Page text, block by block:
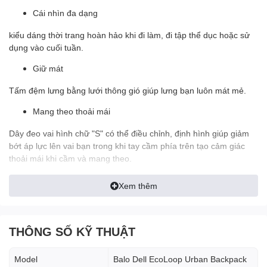
Cái nhìn đa dạng
kiểu dáng thời trang hoàn hảo khi đi làm, đi tập thể dục hoặc sử
dụng vào cuối tuần.
Giữ mát
Tấm đệm lưng bằng lưới thông gió giúp lưng bạn luôn mát mẻ.
Mang theo thoải mái
Dây đeo vai hình chữ "S" có thể điều chỉnh, định hình giúp giảm
bớt áp lực lên vai bạn trong khi tay cầm phía trên tạo cảm giác
thoải mái khi cầm và mang theo.
Tổ chức phía trước
Xem thêm
THÔNG SỐ KỸ THUẬT
Model Balo Dell EcoLoop Urban Backpack